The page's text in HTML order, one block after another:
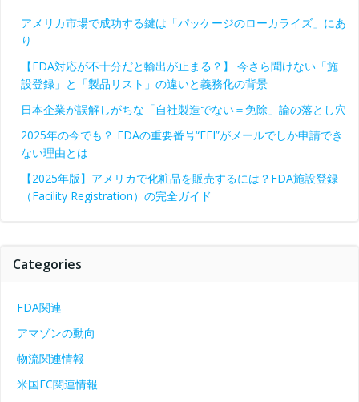
アメリカ市場で成功する鍵は「パッケージのローカライズ」にあ
り
【FDA対応が不十分だと輸出が止まる？】 今さら聞けない「施
設登録」と「製品リスト」の違いと義務化の背景
日本企業が誤解しがちな「自社製造でない＝免除」論の落とし穴
2025年の今でも？ FDAの重要番号“FEI”がメールでしか申請でき
ない理由とは
【2025年版】アメリカで化粧品を販売するには？FDA施設登録
（Facility Registration）の完全ガイド
Categories
FDA関連
アマゾンの動向
物流関連情報
米国EC関連情報